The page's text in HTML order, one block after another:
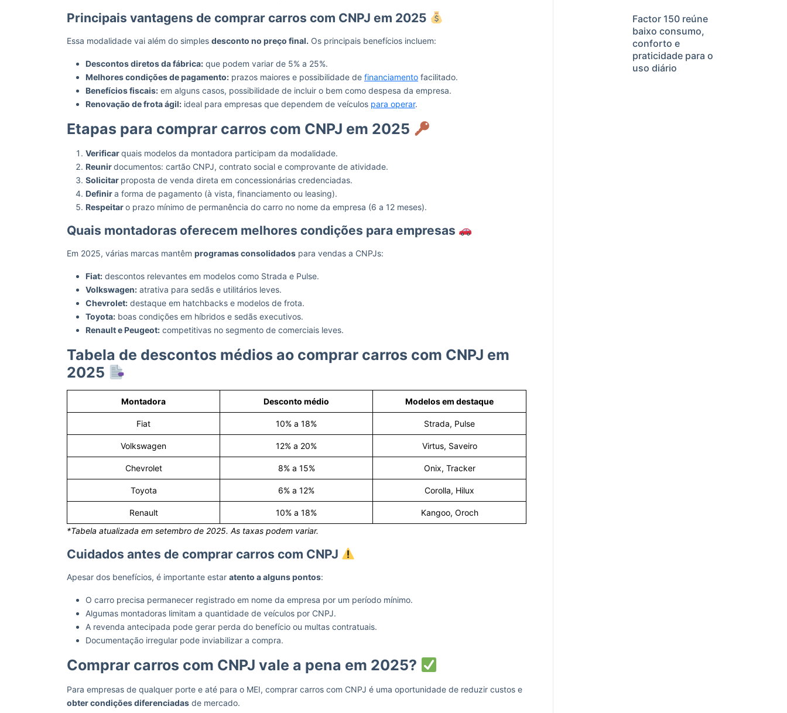
Principais vantagens de comprar carros com CNPJ em 2025
Essa modalidade vai além do simples desconto no preço final. Os principais benefícios incluem:
Descontos diretos da fábrica: que podem variar de 5% a 25%.
Melhores condições de pagamento: prazos maiores e possibilidade de financiamento facilitado.
Benefícios fiscais: em alguns casos, possibilidade de incluir o bem como despesa da empresa.
Renovação de frota ágil: ideal para empresas que dependem de veículos para operar.
Etapas para comprar carros com CNPJ em 2025
Verificarquais modelos da montadora participam da modalidade.
Reunirdocumentos: cartão CNPJ, contrato social e comprovante de atividade.
Solicitar proposta de venda direta em concessionárias credenciadas.
Definira forma de pagamento (à vista, financiamento ou leasing).
Respeitaro prazo mínimo de permanência do carro no nome da empresa (6 a 12 meses).
Quais montadoras oferecem melhores condições para empresas
Em 2025, várias marcas mantêm programas consolidados para vendas a CNPJs:
Fiat: descontos relevantes em modelos como Strada e Pulse.
Volkswagen: atrativa para sedãs e utilitários leves.
Chevrolet: destaque em hatchbacks e modelos de frota.
Toyota: boas condições em híbridos e sedãs executivos.
Renault e Peugeot: competitivas no segmento de comerciais leves.
Tabela de descontos médios ao comprar carros com CNPJ em
2025
Montadora Desconto médio Modelos em destaque
Fiat 10% a 18% Strada, Pulse
Volkswagen 12% a 20% Virtus, Saveiro
Chevrolet 8% a 15% Onix, Tracker
Toyota 6% a 12% Corolla, Hilux
Renault 10% a 18%
Kangoo, Oroch
*Tabela atualizada em setembro de 2025. As taxas podem variar.
Cuidados antes de comprar carros com CNPJ
Apesar dos benefícios, é importante estar atento a alguns pontos:
O carro precisa permanecer registrado em nome da empresa por um período mínimo.
Algumas montadoras limitam a quantidade de veículos por CNPJ.
A revenda antecipada pode gerar perda do benefício ou multas contratuais.
Documentação irregular pode inviabilizar a compra.
Comprar carros com CNPJ vale a pena em 2025?
Para empresas de qualquer porte e até para o MEI, comprar carros com CNPJ é uma oportunidade de reduzir custos e
obter condições diferenciadas de mercado.
Factor 150 reúne
baixo consumo,
conforto e
praticidade para o
uso diário